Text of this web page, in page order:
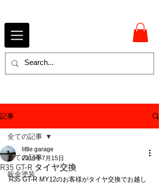
記事
全ての記事
鈑金塗装
全ての記事
R35 GT-R タイヤ交換
little garage
2019年7月15日
R35 GT-R MY12のお客様がタイヤ交換でお越し